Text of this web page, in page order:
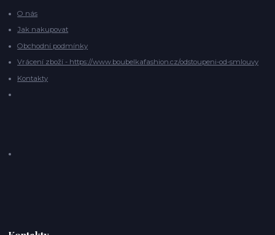
O nás
Jak nakupovat
Obchodní podmínky
Vrácení zboží - https://www.boubelkafashion.cz/odstoupeni-od-smlouvy
Kontakty